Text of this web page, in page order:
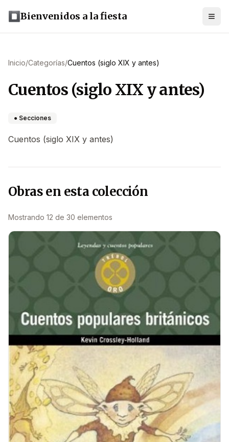
Bienvenidos a la fiesta
Inicio/Categorías/Cuentos (siglo XIX y antes)
Cuentos (siglo XIX y antes)
● Secciones
Cuentos (siglo XIX y antes)
Obras en esta colección
Mostrando 12 de 30 elementos